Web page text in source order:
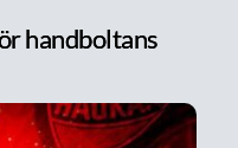
handboltans